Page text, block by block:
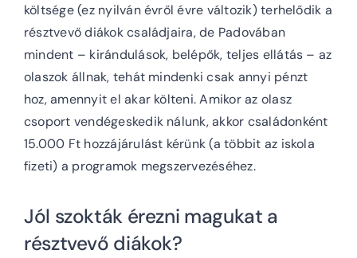
költsége (ez nyilván évről évre változik) terhelődik a
résztvevő diákok családjaira, de Padovában
mindent – kirándulások, belépők, teljes ellátás – az
olaszok állnak, tehát mindenki csak annyi pénzt
hoz, amennyit el akar költeni. Amikor az olasz
csoport vendégeskedik nálunk, akkor családonként
15.000 Ft hozzájárulást kérünk (a többit az iskola
fizeti) a programok megszervezéséhez.
Jól szokták érezni magukat a
résztvevő diákok?